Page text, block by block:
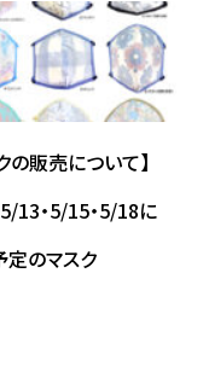
の販売について】
13・5/15・5/18に
のマスク